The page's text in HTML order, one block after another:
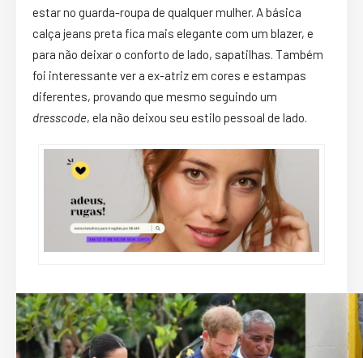
estar no guarda-roupa de qualquer mulher. A básica
calça jeans preta fica mais elegante com um blazer, e
para não deixar o conforto de lado, sapatilhas. Também
foi interessante ver a ex-atriz em cores e estampas
diferentes, provando que mesmo seguindo um
dresscode, ela não deixou seu estilo pessoal de lado.